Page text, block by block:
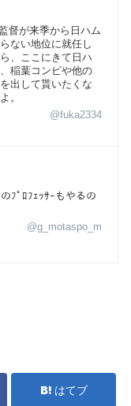
督が来季から日ハム
ない地位に就任し
、ここにきて日ハ
稲葉コンビや他の
出して貰いたくな
。
@fuka2334
ﾌﾟﾛﾌｪｯｻｰもやるの
@g_motaspo_m
はてブ